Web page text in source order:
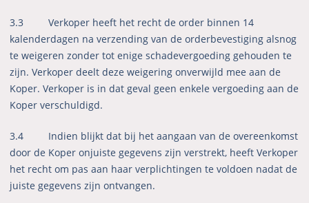
3.3 Verkoper heeft het recht de order binnen 14
kalenderdagen na verzending van de orderbevestiging alsnog
te weigeren zonder tot enige schadevergoeding gehouden te
zijn. Verkoper deelt deze weigering onverwijld mee aan de
Koper. Verkoper is in dat geval geen enkele vergoeding aan de
Koper verschuldigd.
3.4 Indien blijkt dat bij het aangaan van de overeenkomst
door de Koper onjuiste gegevens zijn verstrekt, heeft Verkoper
het recht om pas aan haar verplichtingen te voldoen nadat de
juiste gegevens zijn ontvangen.